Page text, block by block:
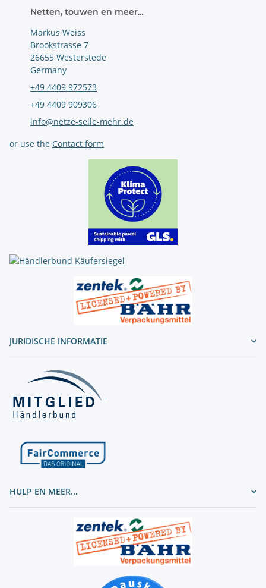
Netten, touwen en meer...
Markus Weiss
Brookstrasse 7
26655 Westerstede
Germany
+49 4409 972573
+49 4409 909306
info@netze-seile-mehr.de
or use the Contact form
JURIDISCHE INFORMATIE
HULP EN MEER...